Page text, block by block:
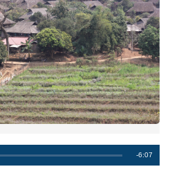
Remaining
-6:07